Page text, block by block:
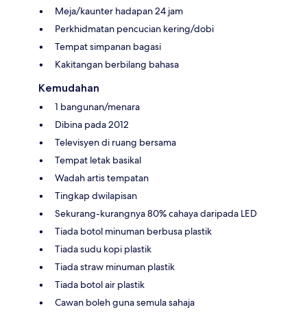
Meja/kaunter hadapan 24 jam
Perkhidmatan pencucian kering/dobi
Tempat simpanan bagasi
Kakitangan berbilang bahasa
Kemudahan
1 bangunan/menara
Dibina pada 2012
Televisyen di ruang bersama
Tempat letak basikal
Wadah artis tempatan
Tingkap dwilapisan
Sekurang-kurangnya 80% cahaya daripada LED
Tiada botol minuman berbusa plastik
Tiada sudu kopi plastik
Tiada straw minuman plastik
Tiada botol air plastik
Cawan boleh guna semula sahaja